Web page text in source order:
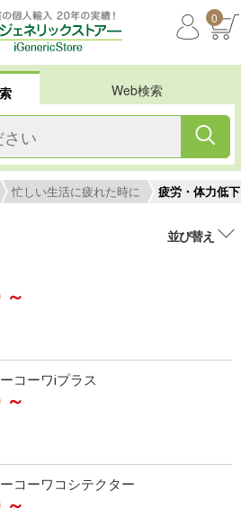
0
Web検索
忙しい生活に疲れた時に 疲労・体力低下
並び替え
～
コーワⅰプラス
～
コーワコシテクター
～